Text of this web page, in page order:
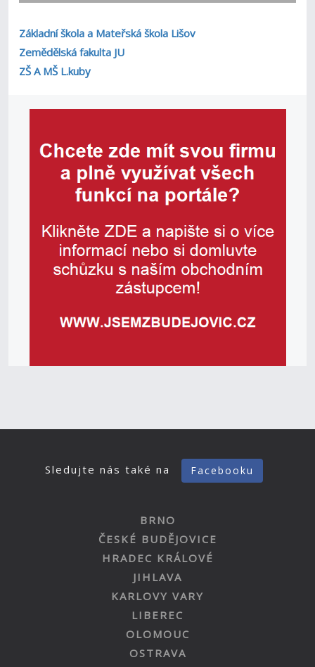
Základní škola a Mateřská škola Lišov
Zemědělská fakulta JU
ZŠ A MŠ L.kuby
Sledujte nás také na Facebooku
BRNO
ČESKÉ BUDĚJOVICE
HRADEC KRÁLOVÉ
JIHLAVA
KARLOVY VARY
LIBEREC
OLOMOUC
OSTRAVA